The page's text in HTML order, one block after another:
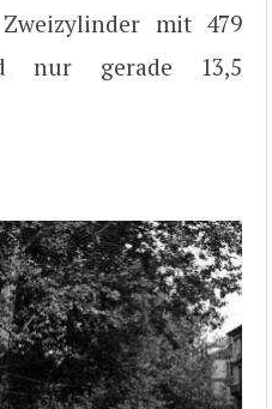
mit 479
nur gerade 13,5